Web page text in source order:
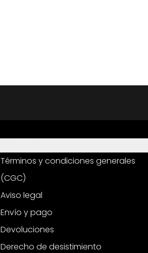
Términos y condiciones generales
(CGC)
Aviso legal
Envío y pago
Devoluciones
Derecho de desistimiento